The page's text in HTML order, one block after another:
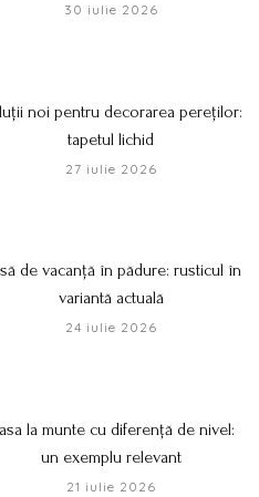
30 iulie 2026
noi pentru decorarea pereților:
tapetul lichid
27 iulie 2026
de vacanță în pădure: rusticul în
variantă actuală
24 iulie 2026
la munte cu diferență de nivel:
un exemplu relevant
21 iulie 2026